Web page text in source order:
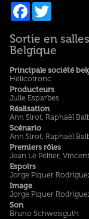
Facebook
Twitter
Sortie en
Belgique
Principale société
Hélicotronc
Producteurs
Julie Esparbes
Réalisation
Ann Sirot, Raphaël
Scénario
Ann Sirot, Raphaël
Premiers rôles
Jean Le Peltier,
Espoirs
Jorge Piquer
Image
Jorge Piquer
Son
Bruno Schweisguth